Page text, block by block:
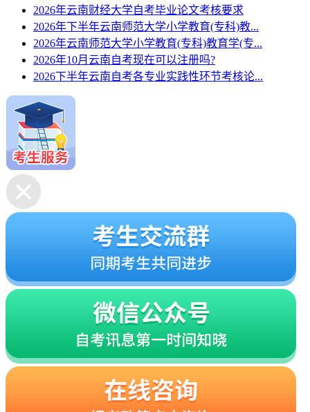
2026年云南财经大学自考毕业论文考核要求
2026年下半年云南师范大学小学教育(专科)教...
2026年云南师范大学小学教育(专科)教育学(专...
2026年10月云南自考现在可以注册吗?
2026下半年云南自考各专业实践性环节考核论...